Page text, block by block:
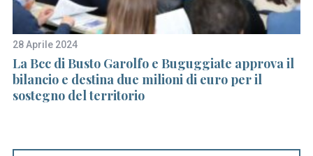
28 Aprile 2024
La Bcc di Busto Garolfo e Buguggiate approva il
bilancio e destina due milioni di euro per il
sostegno del territorio